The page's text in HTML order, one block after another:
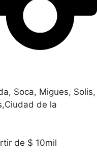
Soca, Migues, Solis,
de la
de $ 10mil